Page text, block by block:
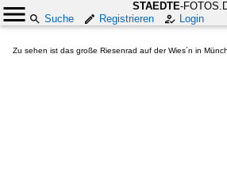
STAEDTE-
Suche
Registrieren Login
Zu sehen ist das große Riesenrad auf der Wies´n in